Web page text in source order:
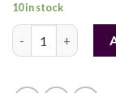
10 in stock
TUDUNG LABUH